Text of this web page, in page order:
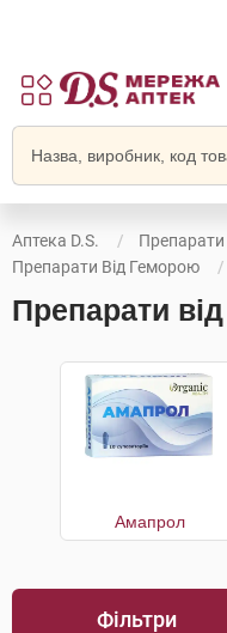
Аптека D.S.
Препарати
Препарати Від Геморою
Препарати
Амапрол
Фільтри